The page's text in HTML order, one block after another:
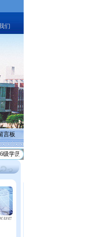
们
言板
历继续教育学生